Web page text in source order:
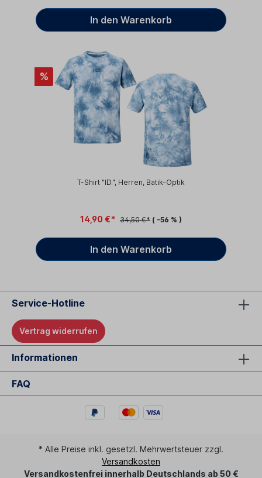
In den Warenkorb
%
T-Shirt "ID.", Herren, Batik-Optik
14,90 €* 34,50 €* ( -56 % )
In den Warenkorb
Service-Hotline
Vertrag widerrufen
Informationen
FAQ
* Alle Preise inkl. gesetzl. Mehrwertsteuer zzgl.
Versandkosten
Versandkostenfrei innerhalb Deutschlands ab 50 €